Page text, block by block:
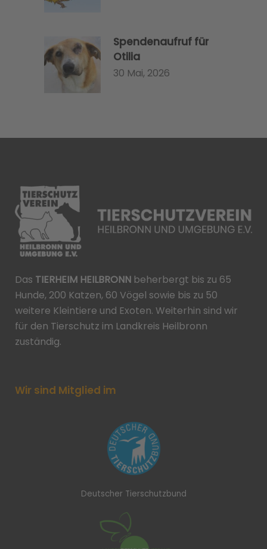
Spendenaufruf für
Otilia
30 Mai, 2026
Das TIERHEIM HEILBRONN beherbergt bis zu 65
Hunde, 200 Katzen, 60 Vögel sowie bis zu 50
weitere Kleintiere und Exoten. Weiterhin sind wir
für den Tierschutz im Landkreis Heilbronn
zuständig.
Wir sind Mitglied im
Deutscher Tierschutzbund